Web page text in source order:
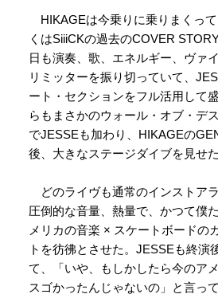
HIKAGEは今乗りに乗りまくっ
くはSiiiCKの過去のCOVER
日も演奏、歌、エネルギー、ヴァ
リミッターを振り切っていて、
ート・セクションをフル活用して
らもまさかのウォール・オブ・デ
でJESSEも加わり、HIKAGEの
後、大きなステージダイブを見せた
どのライヴも通常のインストア
圧倒的な音量、熱量で、かつて僕
メリカの音楽 × スケートボードの
トを彷彿とさせた。JESSEも終演
て、「いや、もしかしたら今のア
スゴかったんじゃないの」と言っ